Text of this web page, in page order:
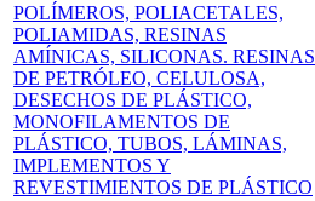
POLÍMEROS, POLIACETALES,
POLIAMIDAS, RESINAS
AMÍNICAS, SILICONAS. RESINAS
DE PETRÓLEO, CELULOSA,
DESECHOS DE PLÁSTICO,
MONOFILAMENTOS DE
PLÁSTICO, TUBOS, LÁMINAS,
IMPLEMENTOS Y
REVESTIMIENTOS DE PLÁSTICO